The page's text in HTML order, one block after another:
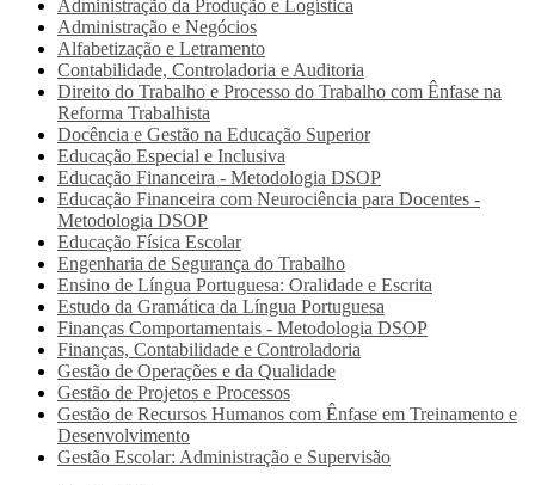
Administração da Produção e Logística
Administração e Negócios
Alfabetização e Letramento
Contabilidade, Controladoria e Auditoria
Direito do Trabalho e Processo do Trabalho com Ênfase na
Reforma Trabalhista
Docência e Gestão na Educação Superior
Educação Especial e Inclusiva
Educação Financeira - Metodologia DSOP
Educação Financeira com Neurociência para Docentes -
Metodologia DSOP
Educação Física Escolar
Engenharia de Segurança do Trabalho
Ensino de Língua Portuguesa: Oralidade e Escrita
Estudo da Gramática da Língua Portuguesa
Finanças Comportamentais - Metodologia DSOP
Finanças, Contabilidade e Controladoria
Gestão de Operações e da Qualidade
Gestão de Projetos e Processos
Gestão de Recursos Humanos com Ênfase em Treinamento e
Desenvolvimento
Gestão Escolar: Administração e Supervisão